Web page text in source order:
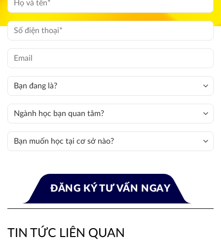
TIN TỨC LIÊN QUAN